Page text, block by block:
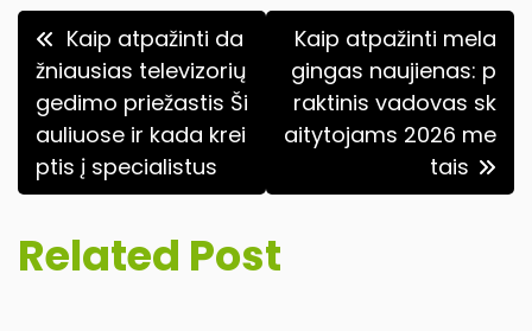
Navigacija
tarp
įrašų
Kaip atpažinti da
žniausias televizorių
gedimo priežastis Ši
auliuose ir kada krei
ptis į specialistus
Kaip atpažinti mela
gingas naujienas: p
raktinis vadovas sk
aitytojams 2026 me
tais
Related Post